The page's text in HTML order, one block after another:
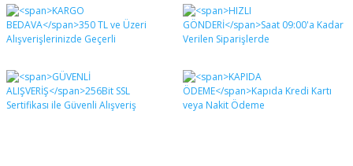
Bu ürüne ilk yorumu siz yapın!
Yorum Yaz
diğer konularda yetersiz gördüğünüz noktaları öneri
formunu kullanarak tarafımıza iletebilirsiniz.
Görüş ve önerileriniz için teşekkür ederiz.
Ürün resmi kalitesiz, bozuk veya görüntülenemiyor.
Ürün açıklamasında eksik bilgiler bulunuyor.